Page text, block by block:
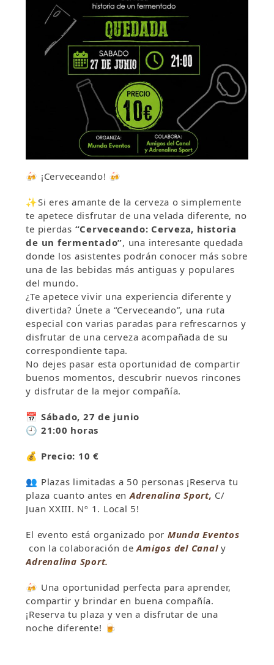
🍻 ¡Cerveceando! 🍻
✨Si eres amante de la cerveza o simplemente
te apetece disfrutar de una velada diferente, no
te pierdas “Cerveceando: Cerveza, historia
de un fermentado”, una interesante quedada
donde los asistentes podrán conocer más sobre
una de las bebidas más antiguas y populares
del mundo.
¿Te apetece vivir una experiencia diferente y
divertida? Únete a “Cerveceando”, una ruta
especial con varias paradas para refrescarnos y
disfrutar de una cerveza acompañada de su
correspondiente tapa.
No dejes pasar esta oportunidad de compartir
buenos momentos, descubrir nuevos rincones
y disfrutar de la mejor compañía.
📅 Sábado, 27 de junio
🕘 21:00 horas
💰 Precio: 10 €
👥 Plazas limitadas a 50 personas ¡Reserva tu
plaza cuanto antes en Adrenalina Sport, C/
Juan XXIII. Nº 1. Local 5!
El evento está organizado por Munda Eventos
con la colaboración deAmigos del Canaly
Adrenalina Sport.
🍻 Una oportunidad perfecta para aprender,
compartir y brindar en buena compañía.
¡Reserva tu plaza y ven a disfrutar de una
noche diferente! 🍺